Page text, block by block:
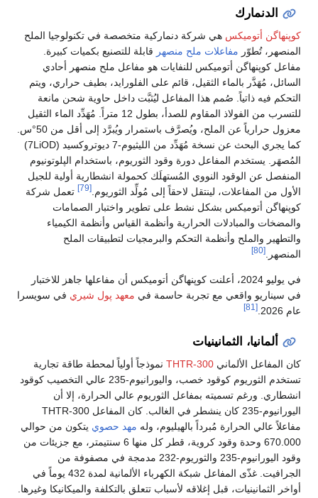
الدنمارك
كوپنهاگن أتوميكس هي شركة دنماركية متخصصة في تكنولوجيا الملح
المنصهر، تُطوّر مفاعلات ملح منصهر قابلة للتصنيع بكميات كبيرة.
مفاعل كوپنهاگن أتوميكس للنفايات هو مفاعل ملح منصهر أحادي
السائل، مُهَدَّر بالماء الثقيل، قائم على الفلورايد، بطيف حراري، ويتم
التحكم فيه ذاتياً. صُمم هذا المفاعل ليُثبَّت داخل حاوية شحن مانعة
للتسرب من الفولاذ المقاوم للصدأ، بطول 12 متراً. مُهَدِّد الماء الثقيل
معزول حرارياً عن الملح، ويُصرَّف باستمرار ويُبرَّد إلى أقل من 50°س.
كما يجري البحث عن نسخة مُهَدِّد من الليثيوم-7 ديوتروكسيد (7LiOD)
المُصهَر. يستخدم المفاعل دورة وقود الثوريوم، باستخدام الپلوتونيوم
المنفصل عن الوقود النووي المُستهلَك كحمولة انشطارية أولية للجيل
الأول من المفاعلات، لينتقل لاحقاً إلى مُولِّد الثوريوم.[79]
تعمل شركة
كوپنهاگن أتوميكس بشكل نشط على تطوير واختبار الصمامات
والمضخات والمبادلات الحرارية وأنظمة القياس وأنظمة الكيمياء
والتطهير والملح وأنظمة التحكم والبرمجيات لتطبيقات الملح
المنصهر.[80]
في يوليو 2024، أعلنت كوپنهاگن أتوميكس أن مفاعلها جاهز للاختبار
في سيناريو واقعي مع تجربة حاسمة في معهد پول شيري في سويسرا
عام 2026.
[81]
ألمانيا، الثمانينيات
كان المفاعل الألماني THTR-300 نموذجاً أولياً لمحطة طاقة تجارية
تستخدم الثوريوم كوقود خصب، واليورانيوم-235 عالي التخصيب كوقود
انشطاري. ورغم تسميته بمفاعل الثوريوم عالي الحرارة، إلا أن
اليورانيوم-235 كان ينشطر في الغالب. كان المفاعل THTR-300
مفاعلاً عالي الحرارة مُبرداً بالهيليوم، وله مهد حصوي يتكون من حوالي
670.000 وحدة وقود كروية، قطر كل منها 6 سنتيمتر، مع جزيئات من
وقود اليورانيوم-235 والثوريوم-232 مدمجة في مصفوفة من
الجرافيت. غذّى المفاعل شبكة الكهرباء الألمانية لمدة 432 يوماً في
أواخر الثمانينيات، قبل إغلاقه لأسباب تتعلق بالتكلفة والميكانيكا وغيرها.